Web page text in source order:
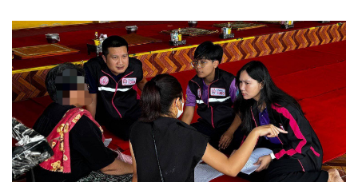
“การรับมือและปรับตัวต่อการเปลี่ยนแปลงสภาพภูมิอากาศสู่
ความมั่นคงของมนุษย์” พร้อมมอบนโยบาย